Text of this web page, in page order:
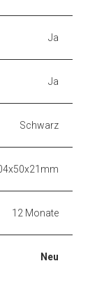
Ja
Ja
Schwarz
12 Monate
Neu